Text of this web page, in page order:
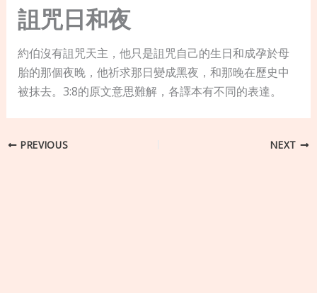
詛咒日和夜
約伯沒有詛咒天主，他只是詛咒自己的生日和成孕於母
胎的那個夜晚，他祈求那日變成黑夜，和那晚在歷史中
被抹去。3:8的原文意思難解，各譯本有不同的表達。
PREVIOUS NEXT